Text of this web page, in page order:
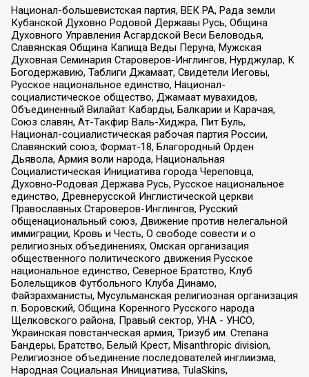
Национал-большевистская партия, ВЕК РА, Рада земли
Кубанской Духовно Родовой Державы Русь, Община
Духовного Управления Асгардской Веси Беловодья,
Славянская Община Капища Веды Перуна, Мужская
Духовная Семинария Староверов-Инглингов, Нурджулар, К
Богодержавию, Таблиги Джамаат, Свидетели Иеговы,
Русское национальное единство, Национал-
социалистическое общество, Джамаат мувахидов,
Объединенный Вилайат Кабарды, Балкарии и Карачая,
Союз славян, Ат-Такфир Валь-Хиджра, Пит Буль,
Национал-социалистическая рабочая партия России,
Славянский союз, Формат-18, Благородный Орден
Дьявола, Армия воли народа, Национальная
Социалистическая Инициатива города Череповца,
Духовно-Родовая Держава Русь, Русское национальное
единство, Древнерусской Инглистической церкви
Православных Староверов-Инглингов, Русский
общенациональный союз, Движение против нелегальной
иммиграции, Кровь и Честь, О свободе совести и о
религиозных объединениях, Омская организация
общественного политического движения Русское
национальное единство, Северное Братство, Клуб
Болельщиков Футбольного Клуба Динамо,
Файзрахманисты, Мусульманская религиозная организация
п. Боровский, Община Коренного Русского народа
Щелковского района, Правый сектор, УНА - УНСО,
Украинская повстанческая армия, Тризуб им. Степана
Бандеры, Братство, Белый Крест, Misanthropic division,
Религиозное объединение последователей инглиизма,
Народная Социальная Инициатива, TulaSkins,